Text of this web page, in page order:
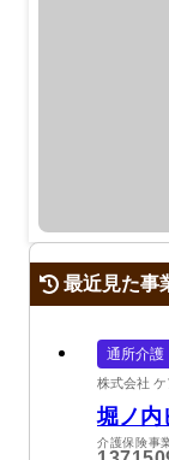
最近見た事
通所介護
株式会社
堀ノ内
介護保険事